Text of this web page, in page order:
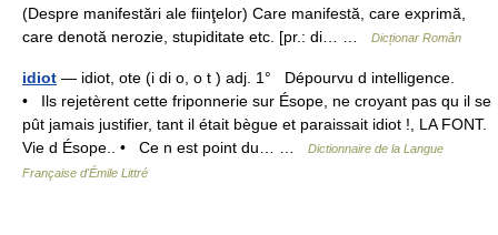
(Despre manifestări ale fiinţelor) Care manifestă, care exprimă,
care denotă nerozie, stupiditate etc. [pr.: di… …
Dicționar Român
idiot — idiot, ote (i di o, o t ) adj. 1° Dépourvu d intelligence.
• Ils rejetèrent cette friponnerie sur Ésope, ne croyant pas qu il se
pût jamais justifier, tant il était bègue et paraissait idiot !, LA FONT.
Vie d Ésope.. • Ce n est point du… …
Dictionnaire de la Langue
Française d'Émile Littré